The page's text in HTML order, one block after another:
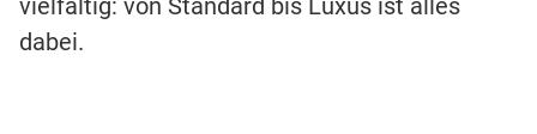
vielfältig: von Standard bis Luxus ist alles
dabei.